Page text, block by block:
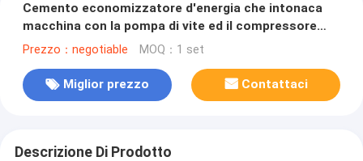
Cemento economizzatore d'energia che intonaca
macchina con la pompa di vite ed il compressore
d'aria
Prezzo：negotiable MOQ：1 set
Miglior prezzo Contattaci
Descrizione Di Prodotto